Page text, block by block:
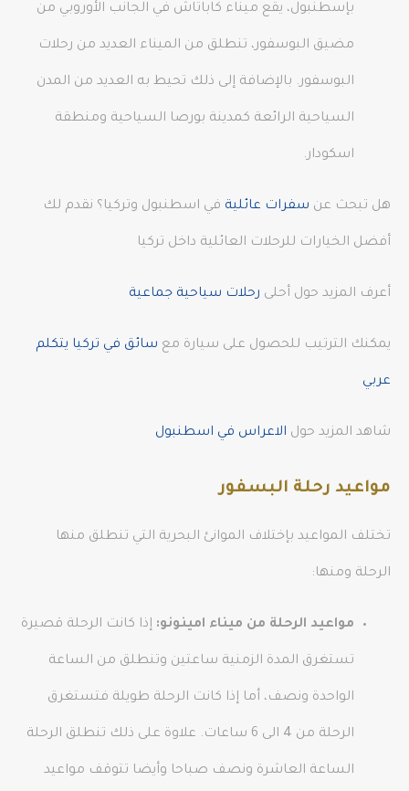
بإسطنبول، يقع ميناء كاباتاش في الجانب الأوروبي من
مضيق البوسفور، تنطلق من الميناء العديد من رحلات
البوسفور. بالإضافة إلى ذلك تحيط به العديد من المدن
السياحية الرائعة كمدينة بورصا السياحية ومنطقة
اسكودار.
هل تبحث عن سفرات عائلية في اسطنبول وتركيا؟ نقدم لك
أفضل الخيارات للرحلات العائلية داخل تركيا
أعرف المزيد حول أحلى رحلات سياحية جماعية
يمكنك الترتيب للحصول على سيارة مع سائق في تركيا يتكلم
عربي
شاهد المزيد حول الاعراس في اسطنبول
مواعيد رحلة البسفور
تختلف المواعيد بإختلاف الموانئ البحرية التي تنطلق منها
الرحلة ومنها:
مواعيد الرحلة من ميناء امينونو: إذا كانت الرحلة قصيرة
تستغرق المدة الزمنية ساعتين وتنطلق من الساعة
الواحدة ونصف، أما إذا كانت الرحلة طويلة فتستغرق
الرحلة من 4 الى 6 ساعات. علاوة على ذلك تنطلق الرحلة
الساعة العاشرة ونصف صباحا وأيضا تتوقف مواعيد